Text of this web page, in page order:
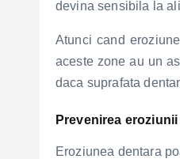
devina sensibila la
Atunci cand
aceste zone au un
daca suprafata
Prevenirea
Eroziunea dentara